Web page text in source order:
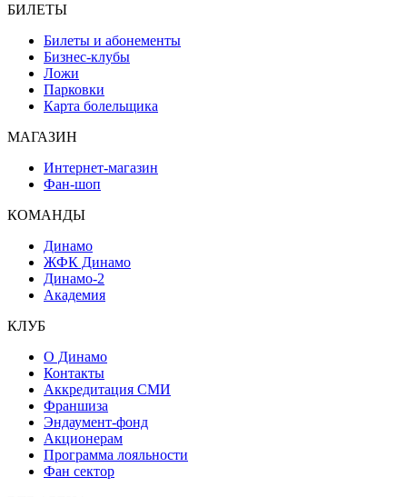
БИЛЕТЫ
Билеты и абонементы
Бизнес-клубы
Ложи
Парковки
Карта болельщика
МАГАЗИН
Интернет-магазин
Фан-шоп
КОМАНДЫ
Динамо
ЖФК Динамо
Динамо-2
Академия
КЛУБ
О Динамо
Контакты
Аккредитация СМИ
Франшиза
Эндаумент-фонд
Акционерам
Программа лояльности
Фан сектор